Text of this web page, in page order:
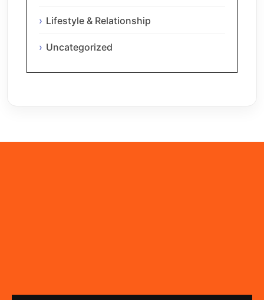
Lifestyle & Relationship
Uncategorized